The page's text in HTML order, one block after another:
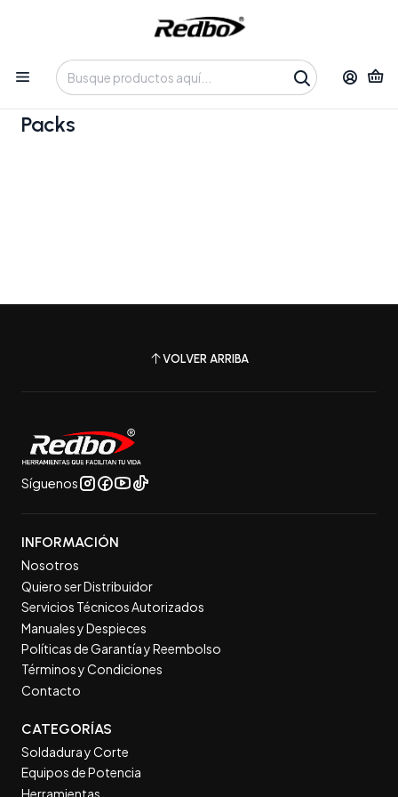
Tienda 100% Online con despacho a domicilio o retiro en
Oficina • Lun-Vie 09:30-14:00 / 15:00-17:30 • 📞 +56 9 3730 2311
Packs
VOLVER ARRIBA
Síguenos
INFORMACIÓN
Nosotros
Quiero ser Distribuidor
Servicios Técnicos Autorizados
Manuales y Despieces
Políticas de Garantía y Reembolso
Términos y Condiciones
Contacto
CATEGORÍAS
Soldadura y Corte
Equipos de Potencia
Herramientas